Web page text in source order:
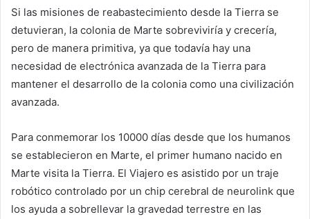
Si las misiones de reabastecimiento desde la Tierra se
detuvieran, la colonia de Marte sobreviviría y crecería,
pero de manera primitiva, ya que todavía hay una
necesidad de electrónica avanzada de la Tierra para
mantener el desarrollo de la colonia como una civilización
avanzada.
Para conmemorar los 10000 días desde que los humanos
se establecieron en Marte, el primer humano nacido en
Marte visita la Tierra. El Viajero es asistido por un traje
robótico controlado por un chip cerebral de neurolink que
los ayuda a sobrellevar la gravedad terrestre en las